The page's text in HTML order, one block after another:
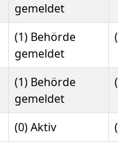
gemeldet
(1) Behörde
gemeldet
(1) Behörde
gemeldet
(0) Aktiv